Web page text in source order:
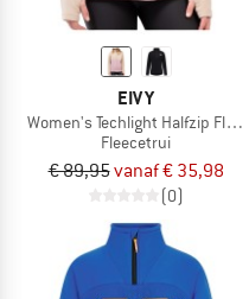
EIVY
Women's Techlight Halfzip Fleece
Fleecetrui
€ 89,95vanaf € 35,98
(0)